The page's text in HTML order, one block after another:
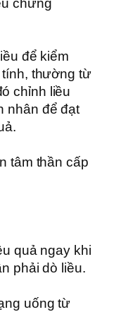
chứng
để kiểm
thường từ
chỉnh liều
nhân để đạt
tâm thần cấp
quả ngay khi
phải dò liều.
uống từ